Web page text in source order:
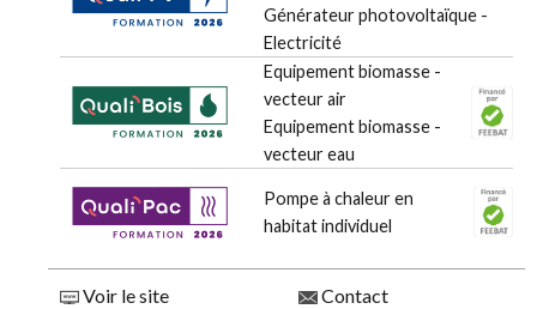
Générateur photovoltaïque -
Electricité
Equipement biomasse -
vecteur air
Equipement biomasse -
vecteur eau
Pompe à chaleur en
habitat individuel
Voir le site Contact